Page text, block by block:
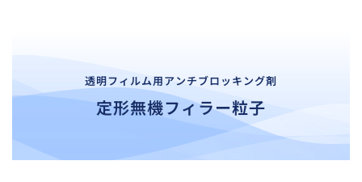
透明フィルム用アンチブロッキング剤
定形無機フィラー粒子